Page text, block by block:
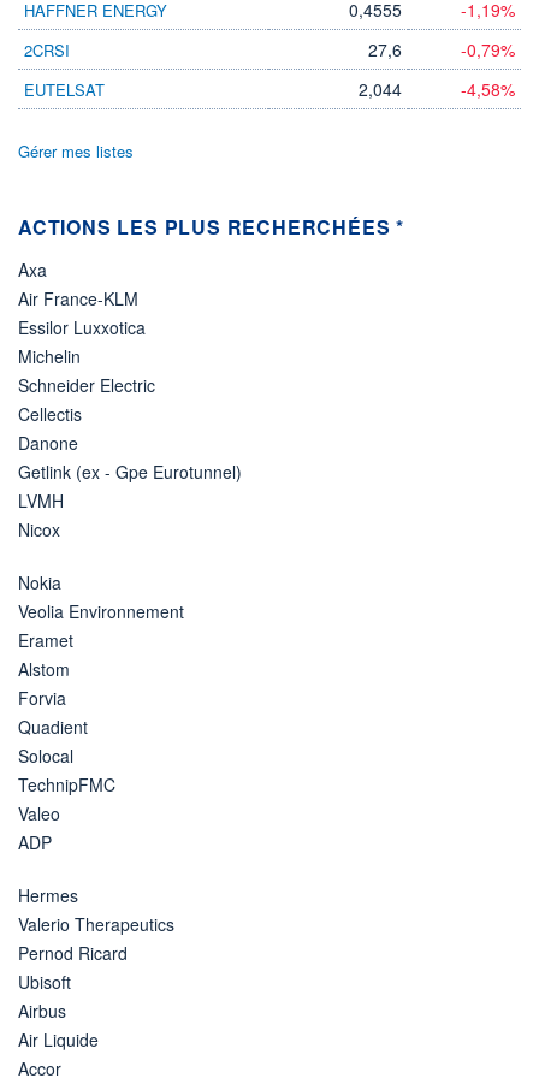
VOLUME
0
CAPITAL ÉCHANGÉ
0,00%
65 MUSD BOURSIÈRE
BAISSE
0,0000
- -
ÉCHANGE
07.08.26 / 21:33:59
Non éligible
Boursobank
HAFFNER ENERGY 0,4555 -1,19%
2CRSI 27,6 -0,79%
EUTELSAT 2,044 -4,58%
Gérer mes listes
ACTIONS LES PLUS RECHERCHÉES *
Axa
Air France-KLM
Essilor Luxxotica
Michelin
Schneider Electric
Cellectis
Danone
Getlink (ex - Gpe Eurotunnel)
LVMH
Nicox
Nokia
Veolia Environnement
Eramet
Alstom
Forvia
Quadient
Solocal
TechnipFMC
Valeo
ADP
Hermes
Valerio Therapeutics
Pernod Ricard
Ubisoft
Airbus
Air Liquide
Accor